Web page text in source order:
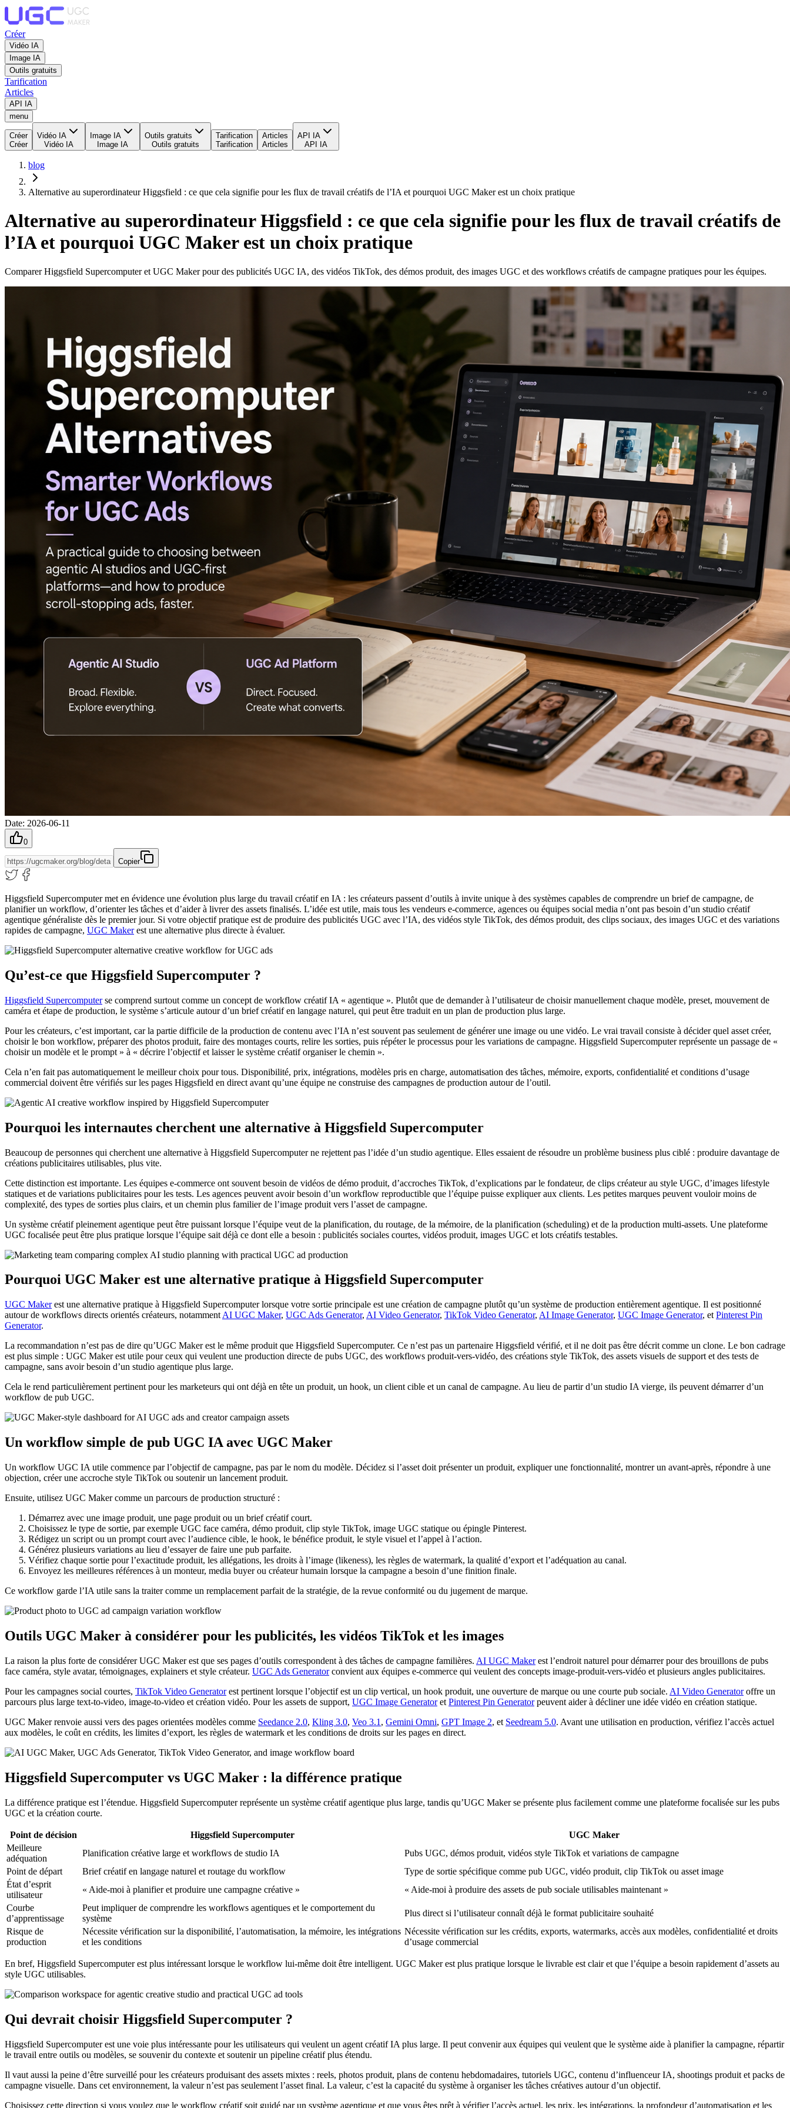
Créer
Vidéo IA
Image IA
Outils gratuits
Tarification
Articles
API IA
menu
Créer
Créer
Vidéo IA
Vidéo IA
Image IA
Image IA
Outils gratuits
Outils gratuits
Tarification
Tarification
Articles
Articles
API IA
API IA
blog
Alternative au superordinateur Higgsfield : ce que cela signifie pour les flux de travail créatifs de l’IA et pourquoi UGC Maker est un choix pratique
Alternative au superordinateur Higgsfield : ce que cela signifie pour les flux de travail créatifs de
l’IA et pourquoi UGC Maker est un choix pratique
Comparer Higgsfield Supercomputer et UGC Maker pour des publicités UGC IA, des vidéos TikTok, des démos produit, des images UGC et des workflows créatifs de campagne pratiques pour les équipes.
Date: 2026-06-11
0
Copier
Higgsfield Supercomputer met en évidence une évolution plus large du travail créatif en IA : les créateurs passent d’outils à invite unique à des systèmes capables de comprendre un brief de campagne, de
planifier un workflow, d’orienter les tâches et d’aider à livrer des assets finalisés. L’idée est utile, mais tous les vendeurs e-commerce, agences ou équipes social media n’ont pas besoin d’un studio créatif
agentique généraliste dès le premier jour. Si votre objectif pratique est de produire des publicités UGC avec l’IA, des vidéos style TikTok, des démos produit, des clips sociaux, des images UGC et des variations
rapides de campagne, UGC Makerest une alternative plus directe à évaluer.
Qu’est-ce que Higgsfield Supercomputer ?
Higgsfield Supercomputerse comprend surtout comme un concept de workflow créatif IA « agentique ». Plutôt que de demander à l’utilisateur de choisir manuellement chaque modèle, preset, mouvement de
caméra et étape de production, le système s’articule autour d’un brief créatif en langage naturel, qui peut être traduit en un plan de production plus large.
Pour les créateurs, c’est important, car la partie difficile de la production de contenu avec l’IA n’est souvent pas seulement de générer une image ou une vidéo. Le vrai travail consiste à décider quel asset créer,
choisir le bon workflow, préparer des photos produit, faire des montages courts, relire les sorties, puis répéter le processus pour les variations de campagne. Higgsfield Supercomputer représente un passage de «
choisir un modèle et le prompt » à « décrire l’objectif et laisser le système créatif organiser le chemin ».
Cela n’en fait pas automatiquement le meilleur choix pour tous. Disponibilité, prix, intégrations, modèles pris en charge, automatisation des tâches, mémoire, exports, confidentialité et conditions d’usage
commercial doivent être vérifiés sur les pages Higgsfield en direct avant qu’une équipe ne construise des campagnes de production autour de l’outil.
Pourquoi les internautes cherchent une alternative à Higgsfield Supercomputer
Beaucoup de personnes qui cherchent une alternative à Higgsfield Supercomputer ne rejettent pas l’idée d’un studio agentique. Elles essaient de résoudre un problème business plus ciblé : produire davantage de
créations publicitaires utilisables, plus vite.
Cette distinction est importante. Les équipes e-commerce ont souvent besoin de vidéos de démo produit, d’accroches TikTok, d’explications par le fondateur, de clips créateur au style UGC, d’images lifestyle
statiques et de variations publicitaires pour les tests. Les agences peuvent avoir besoin d’un workflow reproductible que l’équipe puisse expliquer aux clients. Les petites marques peuvent vouloir moins de
complexité, des types de sorties plus clairs, et un chemin plus familier de l’image produit vers l’asset de campagne.
Un système créatif pleinement agentique peut être puissant lorsque l’équipe veut de la planification, du routage, de la mémoire, de la planification (scheduling) et de la production multi-assets. Une plateforme
UGC focalisée peut être plus pratique lorsque l’équipe sait déjà ce dont elle a besoin : publicités sociales courtes, vidéos produit, images UGC et lots créatifs testables.
Pourquoi UGC Maker est une alternative pratique à Higgsfield Supercomputer
UGC Makerest une alternative pratique à Higgsfield Supercomputer lorsque votre sortie principale est une création de campagne plutôt qu’un système de production entièrement agentique. Il est positionné
autour de workflows directs orientés créateurs, notamment AI UGC Maker, UGC Ads Generator, AI Video Generator, TikTok Video Generator, AI Image Generator, UGC Image Generator, et Pinterest Pin
Generator.
La recommandation n’est pas de dire qu’UGC Maker est le même produit que Higgsfield Supercomputer. Ce n’est pas un partenaire Higgsfield vérifié, et il ne doit pas être décrit comme un clone. Le bon cadrage
est plus simple : UGC Maker est utile pour ceux qui veulent une production directe de pubs UGC, des workflows produit-vers-vidéo, des créations style TikTok, des assets visuels de support et des tests de
campagne, sans avoir besoin d’un studio agentique plus large.
Cela le rend particulièrement pertinent pour les marketeurs qui ont déjà en tête un produit, un hook, un client cible et un canal de campagne. Au lieu de partir d’un studio IA vierge, ils peuvent démarrer d’un
workflow de pub UGC.
Un workflow simple de pub UGC IA avec UGC Maker
Un workflow UGC IA utile commence par l’objectif de campagne, pas par le nom du modèle. Décidez si l’asset doit présenter un produit, expliquer une fonctionnalité, montrer un avant-après, répondre à une
objection, créer une accroche style TikTok ou soutenir un lancement produit.
Ensuite, utilisez UGC Maker comme un parcours de production structuré :
Démarrez avec une image produit, une page produit ou un brief créatif court.
Choisissez le type de sortie, par exemple UGC face caméra, démo produit, clip style TikTok, image UGC statique ou épingle Pinterest.
Rédigez un script ou un prompt court avec l’audience cible, le hook, le bénéfice produit, le style visuel et l’appel à l’action.
Générez plusieurs variations au lieu d’essayer de faire une pub parfaite.
Vérifiez chaque sortie pour l’exactitude produit, les allégations, les droits à l’image (likeness), les règles de watermark, la qualité d’export et l’adéquation au canal.
Envoyez les meilleures références à un monteur, media buyer ou créateur humain lorsque la campagne a besoin d’une finition finale.
Ce workflow garde l’IA utile sans la traiter comme un remplacement parfait de la stratégie, de la revue conformité ou du jugement de marque.
Outils UGC Maker à considérer pour les publicités, les vidéos TikTok et les images
La raison la plus forte de considérer UGC Maker est que ses pages d’outils correspondent à des tâches de campagne familières. AI UGC Makerest l’endroit naturel pour démarrer pour des brouillons de pubs
face caméra, style avatar, témoignages, explainers et style créateur. UGC Ads Generatorconvient aux équipes e-commerce qui veulent des concepts image-produit-vers-vidéo et plusieurs angles publicitaires.
Pour les campagnes social courtes, TikTok Video Generatorest pertinent lorsque l’objectif est un clip vertical, un hook produit, une ouverture de marque ou une courte pub sociale. AI Video Generatoroffre un
parcours plus large text-to-video, image-to-video et création vidéo. Pour les assets de support, UGC Image Generatoret Pinterest Pin Generatorpeuvent aider à décliner une idée vidéo en création statique.
UGC Maker renvoie aussi vers des pages orientées modèles comme Seedance 2.0, Kling 3.0, Veo 3.1 , Gemini Omni, GPT Image 2, et Seedream 5.0. Avant une utilisation en production, vérifiez l’accès actuel
aux modèles, le coût en crédits, les limites d’export, les règles de watermark et les conditions de droits sur les pages en direct.
Higgsfield Supercomputer vs UGC Maker : la différence pratique
La différence pratique est l’étendue. Higgsfield Supercomputer représente un système créatif agentique plus large, tandis qu’UGC Maker se présente plus facilement comme une plateforme focalisée sur les pubs
UGC et la création courte.
Point de décision Higgsfield Supercomputer
UGC Maker
Meilleure
adéquation
Planification créative large et workflows de studio IA
Pubs UGC, démos produit, vidéos style TikTok et variations de campagne
Point de départ
Brief créatif en langage naturel et routage du workflow
Type de sortie spécifique comme pub UGC, vidéo produit, clip TikTok ou asset image
État d’esprit
utilisateur
« Aide-moi à planifier et produire une campagne créative »
« Aide-moi à produire des assets de pub sociale utilisables maintenant »
Courbe
d’apprentissage
Peut impliquer de comprendre les workflows agentiques et le comportement du
système
Plus direct si l’utilisateur connaît déjà le format publicitaire souhaité
Risque de
production
Nécessite vérification sur la disponibilité, l’automatisation, la mémoire, les intégrations
et les conditions
Nécessite vérification sur les crédits, exports, watermarks, accès aux modèles, confidentialité et droits
d’usage commercial
En bref, Higgsfield Supercomputer est plus intéressant lorsque le workflow lui-même doit être intelligent. UGC Maker est plus pratique lorsque le livrable est clair et que l’équipe a besoin rapidement d’assets au
style UGC utilisables.
Qui devrait choisir Higgsfield Supercomputer ?
Higgsfield Supercomputer est une voie plus intéressante pour les utilisateurs qui veulent un agent créatif IA plus large. Il peut convenir aux équipes qui veulent que le système aide à planifier la campagne, répartir
le travail entre outils ou modèles, se souvenir du contexte et soutenir un pipeline créatif plus étendu.
Il vaut aussi la peine d’être surveillé pour les créateurs produisant des assets mixtes : reels, photos produit, plans de contenu hebdomadaires, tutoriels UGC, contenu d’influenceur IA, shootings produit et packs de
campagne visuelle. Dans cet environnement, la valeur n’est pas seulement l’asset final. La valeur, c’est la capacité du système à organiser les tâches créatives autour d’un objectif.
Choisissez cette direction si vous voulez que le workflow créatif soit guidé par un système agentique et que vous êtes prêt à vérifier l’accès actuel, les prix, les intégrations, la profondeur d’automatisation et les